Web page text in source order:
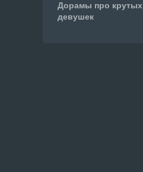
Дорамы про крутых
девушек